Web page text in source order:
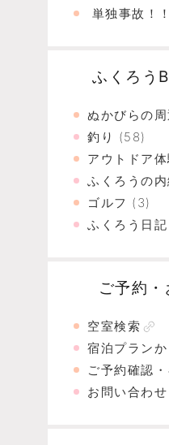
単独事故！！
ふくろう
ぬかびらの
釣り (58)
アウトドア体
ふくろうの
ゴルフ (3)
ふくろう日記
ご予約
空室検索
宿泊プラン
ご予約確認
お問い合わせ